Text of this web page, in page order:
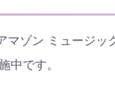
ゾン ミュージッ
中です。